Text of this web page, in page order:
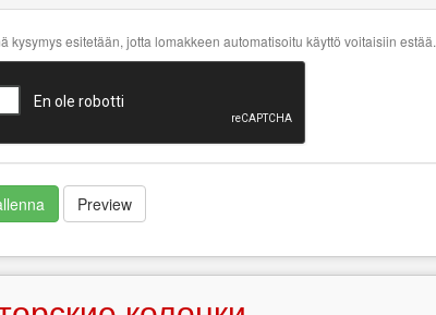
kysymys esitetään, jotta lomakkeen automatisoitu käyttö voitaisiin estää.
Preview